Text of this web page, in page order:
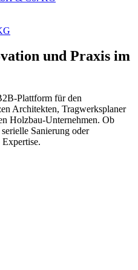
und Praxis im
Plattform für den
Architekten, Tragwerksplaner
Holzbau-Unternehmen. Ob
Sanierung oder